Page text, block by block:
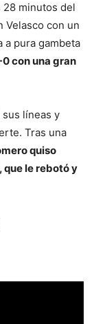
28 minutos del
Velasco con un
a pura gambeta
con una gran
líneas y
Tras una
quiso
que le rebotó y